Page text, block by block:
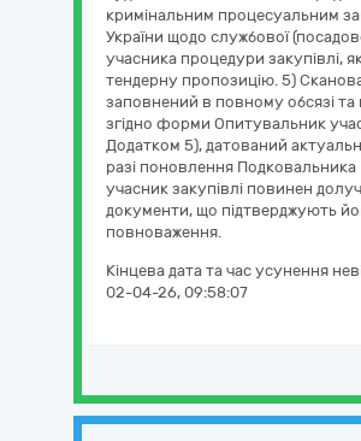
кримінальним процесуальним
України щодо службової
учасника процедури закупівлі,
тендерну пропозицію. 5)
заповнений в повному обсязі та
згідно форми Опитувальник
Додатком 5), датований
разі поновлення Подковальника
учасник закупівлі повинен
документи, що підтверджують
повноваження.
Кінцева дата та час усунення
02-04-26, 09:58:07